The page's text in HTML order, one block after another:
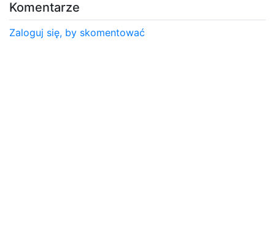
Komentarze
Zaloguj się, by skomentować